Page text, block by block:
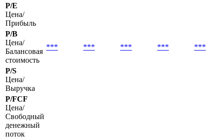
P/E
Цена/
Прибыль
P/B
Цена/
Балансовая
стоимость
*** *** *** *** ***
P/S
Цена/
Выручка
P/FCF
Цена/
Свободный
денежный
поток